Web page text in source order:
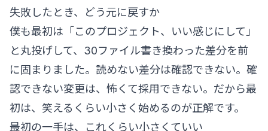
失敗したとき、どう元に戻すか
僕も最初は「このプロジェクト、いい感じにして」
と丸投げして、30ファイル書き換わった差分を前
に固まりました。読めない差分は確認できない。確
認できない変更は、怖くて採用できない。だから最
初は、笑えるくらい小さく始めるのが正解です。
最初の一手は、これくらい小さくていい